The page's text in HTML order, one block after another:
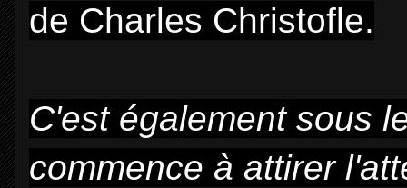
de Charles Christofle.
C'est également sous
commence à attirer